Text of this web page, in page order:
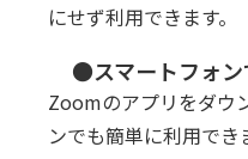
にせず利用できます。
●スマートフォン
Zoomのアプリをダウ
ンでも簡単に利用でき